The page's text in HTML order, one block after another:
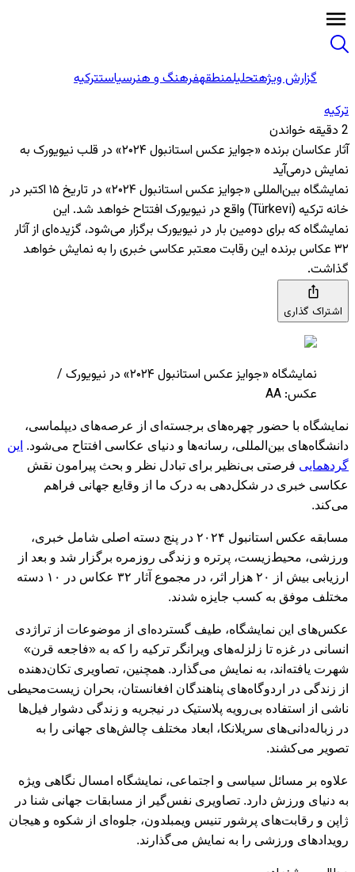
گزارش ویژهتحلیلمنطقهفرهنگ و هنرسیاستترکیه
ترکیه
2 دقیقه خواندن
آثار عکاسان برنده «جوایز عکس استانبول ۲۰۲۴» در قلب نیویورک به
نمایش درمی‌آید
نمایشگاه بین‌المللی «جوایز عکس استانبول ۲۰۲۴» در تاریخ ۱۵ اکتبر در
خانه ترکیه (Türkevi) واقع در نیویورک افتتاح خواهد شد. این
نمایشگاه که برای دومین بار در نیویورک برگزار می‌شود، گزیده‌ای از آثار
۳۲ عکاس برنده این رقابت معتبر عکاسی خبری را به نمایش خواهد
گذاشت.
اشتراک گذاری
نمایشگاه «جوایز عکس استانبول ۲۰۲۴» در نیویورک /
عکس: AA
نمایشگاه با حضور چهره‌های برجسته‌ای از عرصه‌های دیپلماسی،
دانشگاه‌های بین‌المللی، رسانه‌ها و دنیای عکاسی افتتاح می‌شود. این
گردهمایی فرصتی بی‌نظیر برای تبادل نظر و بحث پیرامون نقش
عکاسی خبری در شکل‌دهی به درک ما از وقایع جهانی فراهم
می‌کند.
مسابقه عکس استانبول ۲۰۲۴ در پنج دسته اصلی شامل خبری،
ورزشی، محیط‌زیست، پرتره و زندگی روزمره برگزار شد و بعد از
ارزیابی بیش از ۲۰ هزار اثر، در مجموع آثار ۳۲ عکاس در ۱۰ دسته
مختلف موفق به کسب جایزه شدند.
عکس‌های این نمایشگاه، طیف گسترده‌ای از موضوعات از تراژدی
انسانی در غزه تا زلزله‌های ویرانگر ترکیه را که به «فاجعه قرن»
شهرت یافته‌اند، به نمایش می‌‌گذارد. همچنین، تصاویری تکان‌دهنده
از زندگی در اردوگاه‌های پناهندگان افغانستان، بحران زیست‌محیطی
ناشی از استفاده بی‌رویه پلاستیک در نیجریه و زندگی دشوار فیل‌ها
در زباله‌دانی‌های سریلانکا، ابعاد مختلف چالش‌های جهانی را به
تصویر می‌کشند.
علاوه بر مسائل سیاسی و اجتماعی، نمایشگاه امسال نگاهی ویژه
به دنیای ورزش دارد. تصاویری نفس‌گیر از مسابقات جهانی شنا در
ژاپن و رقابت‌های پرشور تنیس ویمبلدون، جلوه‌ای از شکوه و هیجان
رویدادهای ورزشی را به نمایش می‌گذارند.